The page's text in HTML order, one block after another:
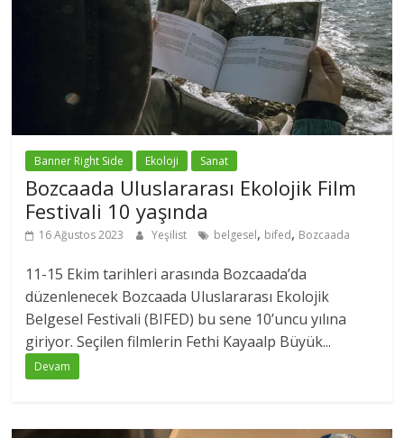
Banner Right Side Ekoloji Sanat
Bozcaada Uluslararası Ekolojik Film
Festivali 10 yaşında
16 Ağustos 2023 Yeşilist belgesel, bifed, Bozcaada
11-15 Ekim tarihleri arasında Bozcaada’da
düzenlenecek Bozcaada Uluslararası Ekolojik
Belgesel Festivali (BIFED) bu sene 10’uncu yılına
giriyor. Seçilen filmlerin Fethi Kayaalp Büyük...
Devam